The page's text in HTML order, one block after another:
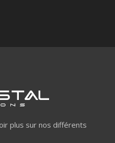
plus sur nos différents